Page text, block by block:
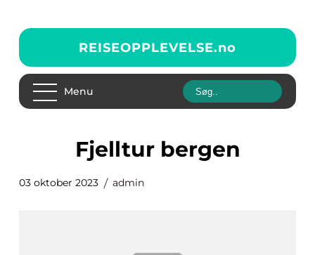
REISEOPPLEVELSE.no
Menu
fjelltur bergen
03 oktober 2023 admin